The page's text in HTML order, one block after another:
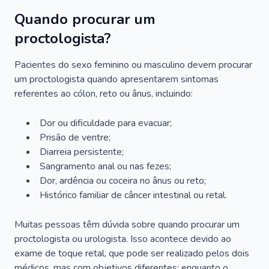
Quando procurar um
proctologista?
Pacientes do sexo feminino ou masculino devem procurar
um proctologista quando apresentarem sintomas
referentes ao cólon, reto ou ânus, incluindo:
Dor ou dificuldade para evacuar;
Prisão de ventre;
Diarreia persistente;
Sangramento anal ou nas fezes;
Dor, ardência ou coceira no ânus ou reto;
Histórico familiar de câncer intestinal ou retal.
Muitas pessoas têm dúvida sobre quando procurar um
proctologista ou urologista. Isso acontece devido ao
exame de toque retal, que pode ser realizado pelos dois